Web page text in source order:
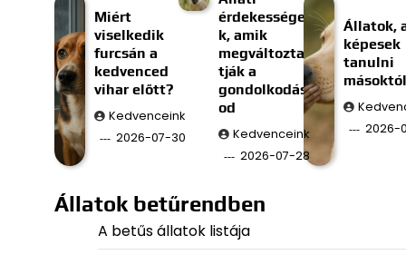
Miért
viselkedik
furcsán a
kedvenced
vihar előtt?
Kedvenceink
2026-07-30
érdekessége
k, amik
megváltozta
tják a
gondolkodás
od
Kedvenceink
2026-07-28
Állatok,
képesek
tanulni
másoktól
2026-
Állatok betűrendben
A betűs állatok listája